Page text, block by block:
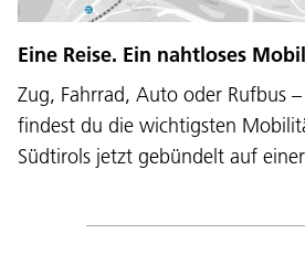
Eine Reise. Ein nahtloses
Zug, Fahrrad, Auto oder Rufbus
findest du die wichtigsten
Südtirols jetzt gebündelt auf